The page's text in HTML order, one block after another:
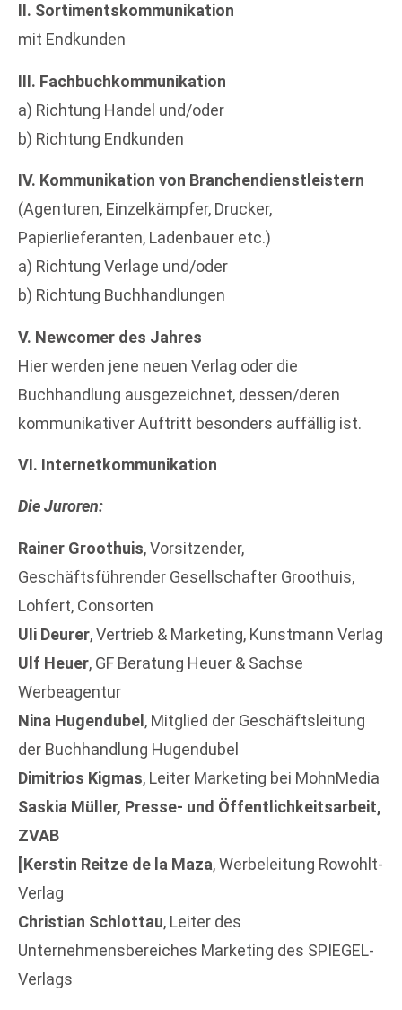
II. Sortimentskommunikation
mit Endkunden
III. Fachbuchkommunikation
a) Richtung Handel und/oder
b) Richtung Endkunden
IV. Kommunikation von Branchendienstleistern
(Agenturen, Einzelkämpfer, Drucker,
Papierlieferanten, Ladenbauer etc.)
a) Richtung Verlage und/oder
b) Richtung Buchhandlungen
V. Newcomer des Jahres
Hier werden jene neuen Verlag oder die
Buchhandlung ausgezeichnet, dessen/deren
kommunikativer Auftritt besonders auffällig ist.
VI. Internetkommunikation
Die Juroren:
Rainer Groothuis, Vorsitzender,
Geschäftsführender Gesellschafter Groothuis,
Lohfert, Consorten
Uli Deurer, Vertrieb & Marketing, Kunstmann Verlag
Ulf Heuer, GF Beratung Heuer & Sachse
Werbeagentur
Nina Hugendubel, Mitglied der Geschäftsleitung
der Buchhandlung Hugendubel
Dimitrios Kigmas, Leiter Marketing bei MohnMedia
Saskia Müller, Presse- und Öffentlichkeitsarbeit,
ZVAB
[Kerstin Reitze de la Maza, Werbeleitung Rowohlt-
Verlag
Christian Schlottau, Leiter des
Unternehmensbereiches Marketing des SPIEGEL-
Verlags